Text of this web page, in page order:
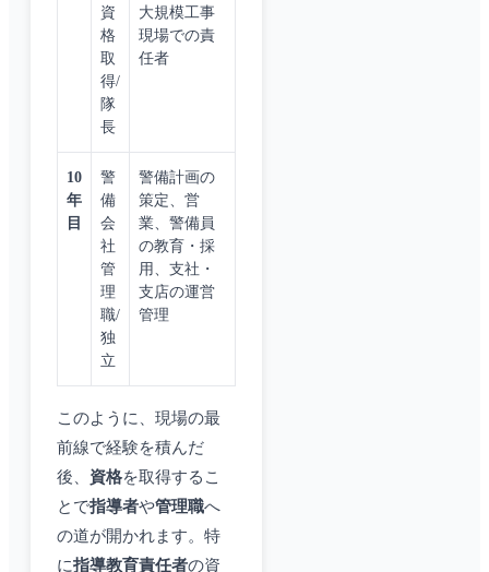
資
格
取
得/
隊
長
大規模工事
現場での責
任者
10
年
目
警
備
会
社
管
理
職/
独
立
警備計画の
策定、営
業、警備員
の教育・採
用、支社・
支店の運営
管理
このように、現場の最
前線で経験を積んだ
後、 資格を取得するこ
とで指導者や管理職へ
の道が開かれます。特
に指導教育責任者の資